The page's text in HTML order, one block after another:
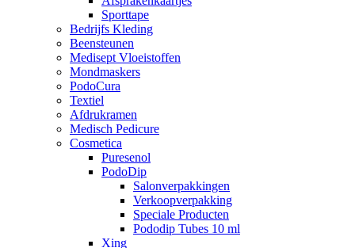
Sporttape
Bedrijfs Kleding
Beensteunen
Medisept Vloeistoffen
Mondmaskers
PodoCura
Textiel
Afdrukramen
Medisch Pedicure
Cosmetica
Puresenol
PodoDip
Salonverpakkingen
Verkoopverpakking
Speciale Producten
Pododip Tubes 10 ml
Xing